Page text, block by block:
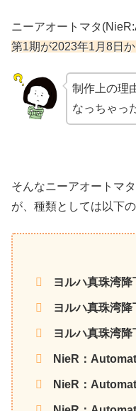
ニーアオートマタ
第1期が2023年1月8日
制作上の理
なっちゃっ
そんなニーアオートマ
が、種類としては以下の
ヨルハ真珠湾降
ヨルハ真珠湾降
ヨルハ真珠湾降
NieR：
NieR：